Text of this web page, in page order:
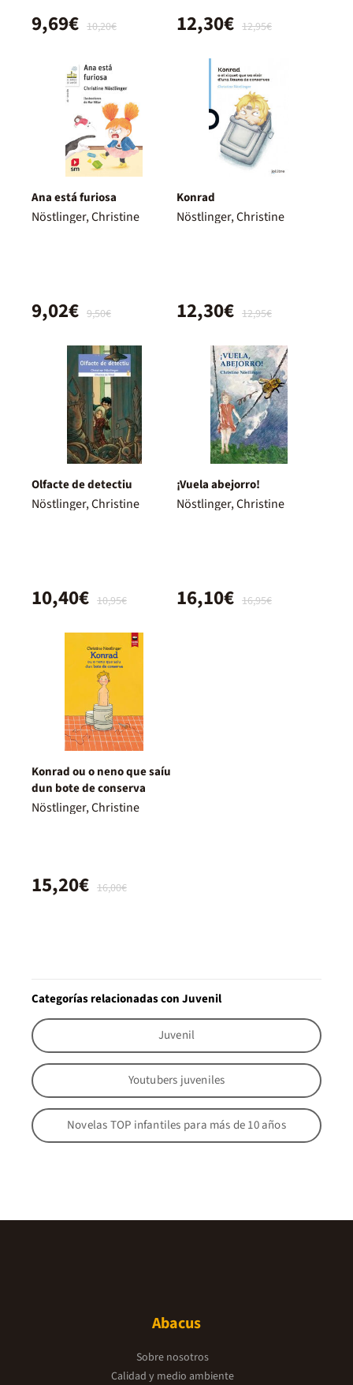
10,20€
9,69€ 12,95€
12,30€
Ana está furiosa
Nöstlinger, Christine
9,50€
9,02€
Konrad
Nöstlinger, Christine
12,95€
12,30€
Olfacte de detectiu
Nöstlinger, Christine
10,95€
10,40€
¡Vuela abejorro!
Nöstlinger, Christine
16,95€
16,10€
Konrad ou o neno que saíu
dun bote de conserva
Nöstlinger, Christine
16,00€
15,20€
Categorías relacionadas con Juvenil
Juvenil
Youtubers juveniles
Novelas TOP infantiles para más de 10 años
Abacus
Sobre nosotros
Calidad y medio ambiente